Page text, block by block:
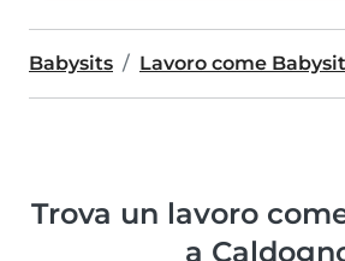
Babysits Lavoro come
Trova un lavoro
a